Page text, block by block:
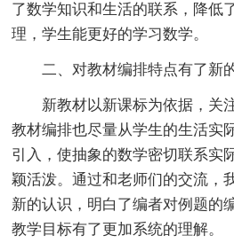
了数学知识和生活的联系，降低
理，学生能更好的学习数学。
二、对教材编排特点有了新
新教材以新课标为依据，关
教材编排也尽量从学生的生活实
引入，使抽象的数学密切联系实
颖活泼。通过和老师们的交流，
新的认识，明白了编者对例题的
教学目标有了更加系统的理解。